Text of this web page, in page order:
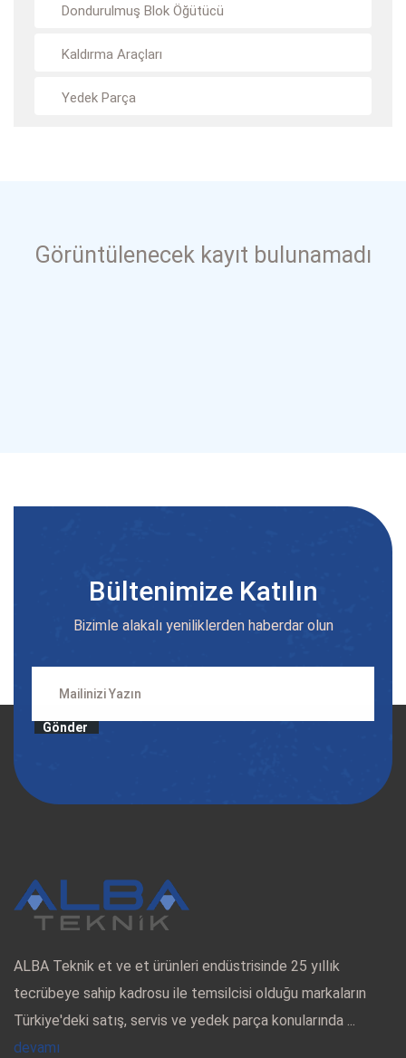
Dondurulmuş Blok Öğütücü
Kaldırma Araçları
Yedek Parça
Görüntülenecek kayıt bulunamadı
Bültenimize Katılın
Bizimle alakalı yeniliklerden haberdar olun
Gönder
ALBA Teknik et ve et ürünleri endüstrisinde 25 yıllık
tecrübeye sahip kadrosu ile temsilcisi olduğu markaların
Türkiye'deki satış, servis ve yedek parça konularında ...
devamı